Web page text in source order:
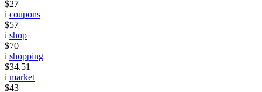
$27
i coupons
$57
i shop
$70
i shopping
$34.51
i market
$43